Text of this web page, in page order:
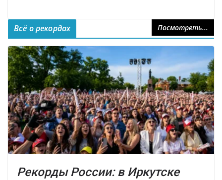
Всё о рекордах Посмотреть...
Рекорды России: в Иркутске